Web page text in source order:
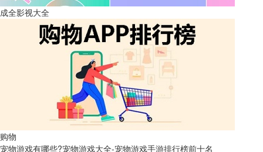
成全影视大全
购物
宠物游戏有哪些?宠物游戏大全-宠物游戏手游排行榜前十名